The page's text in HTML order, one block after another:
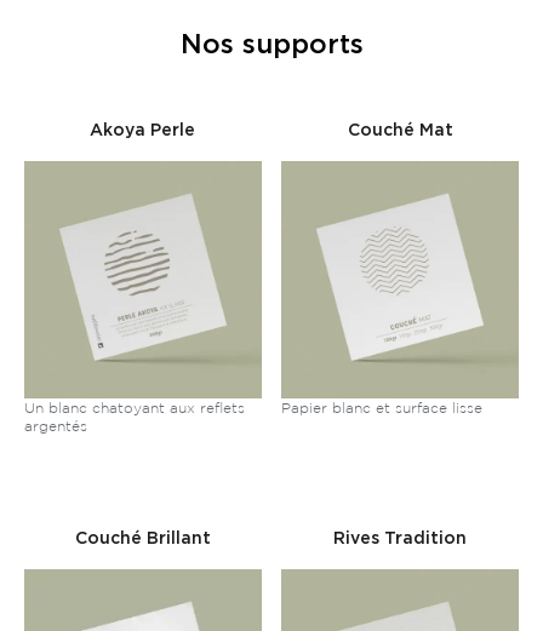
Nos supports
Akoya Perle
Un blanc chatoyant aux reflets
argentés
Couché Mat
Papier blanc et surface lisse
Couché Brillant Rives Tradition